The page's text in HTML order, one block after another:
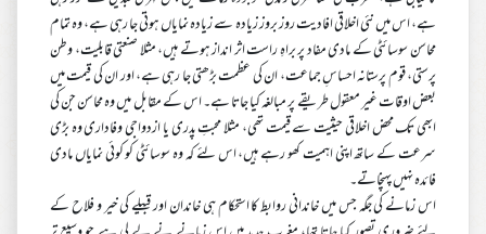
ہے، اس میں نئی اخلاقی افادیت روز بروز زیادہ سے زیادہ نمایاں ہوتی جا رہی ہے، وہ تمام
محاسن سوسائٹی کے مادی مفاد پر براہِ راست اثر انداز ہوتے ہیں، مثلا صنعتی قابلیت، وطن
پرستی، قوم پرستانہ احساسِ جماعت، ان کی عظمت بڑھتی جا رہی ہے، اور ان کی قیمت میں
بعض اوقات غیر معقول طریقے پر مبالغہ کیا جاتا ہے۔ اس کے مقابل میں وہ محاسن جن کی
ابھی تک محض اخلاقی حیثیت سے قیمت تھی، مثلا محبتِ پدری یا ازدواجی وفاداری وہ بڑی
سرعت کے ساتھ اپنی اہمیت کھو رہے ہیں، اس لئے کہ وہ سوسائٹی کو کوئی نمایاں مادی
فائدہ نہیں پہنچاتے۔
اس زمانے کی جگہ جس میں خاندانی روابط کا استحکام ہی خاندان اور قبیلے کی خیر و فلاح کے